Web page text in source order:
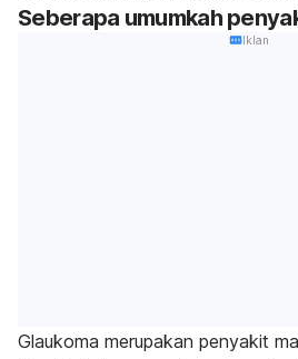
Seberapa umumkah
Iklan
Glaukoma merupakan penyakit